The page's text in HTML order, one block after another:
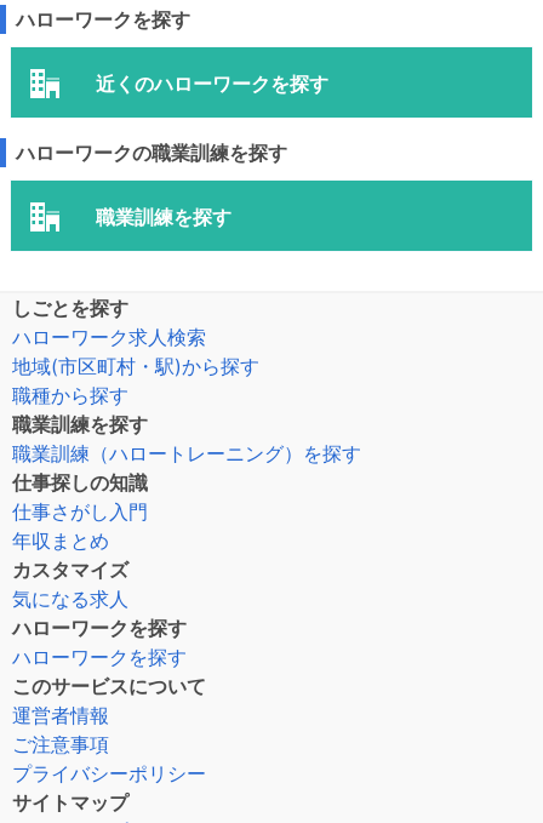
ハローワークを探す
近くのハローワークを探す
ハローワークの職業訓練を探す
職業訓練を探す
しごとを探す
ハローワーク求人検索
地域(市区町村・駅)から探す
職種から探す
職業訓練を探す
職業訓練（ハロートレーニング）を探す
仕事探しの知識
仕事さがし入門
年収まとめ
カスタマイズ
気になる求人
ハローワークを探す
ハローワークを探す
このサービスについて
運営者情報
ご注意事項
プライバシーポリシー
サイトマップ